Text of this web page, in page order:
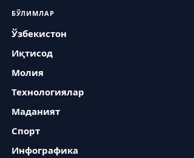
БЎЛИМЛАР
Ўзбекистон
Иқтисод
Молия
Технологиялар
Маданият
Спорт
Инфографика